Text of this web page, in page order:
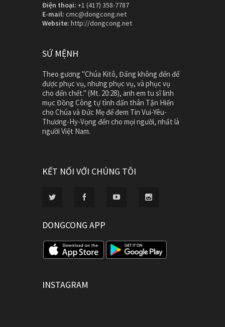
Điện thoại: +1 (417) 358-7787
E-mail: cmc@dongcong.net
Website: http://dongcong.net
SỨ MỆNH
Theo gương "Chúa Kitô, Đấng không đến để
được phục vụ, nhưng phục vụ, và phục vụ
cho đến chết." (Mt. 20:28), anh em tu sĩ linh
mục Đồng Công tự tình dấn thân Tận Hiến
cho Chúa và Đức Mẹ để đem Tin Vui-Yêu-
Thương-Hy-Vọng đến cho mọi người, nhất là
người Việt Nam.
KẾT NỐI VỚI CHÚNG TÔI
DONGCONG APP
INSTAGRAM